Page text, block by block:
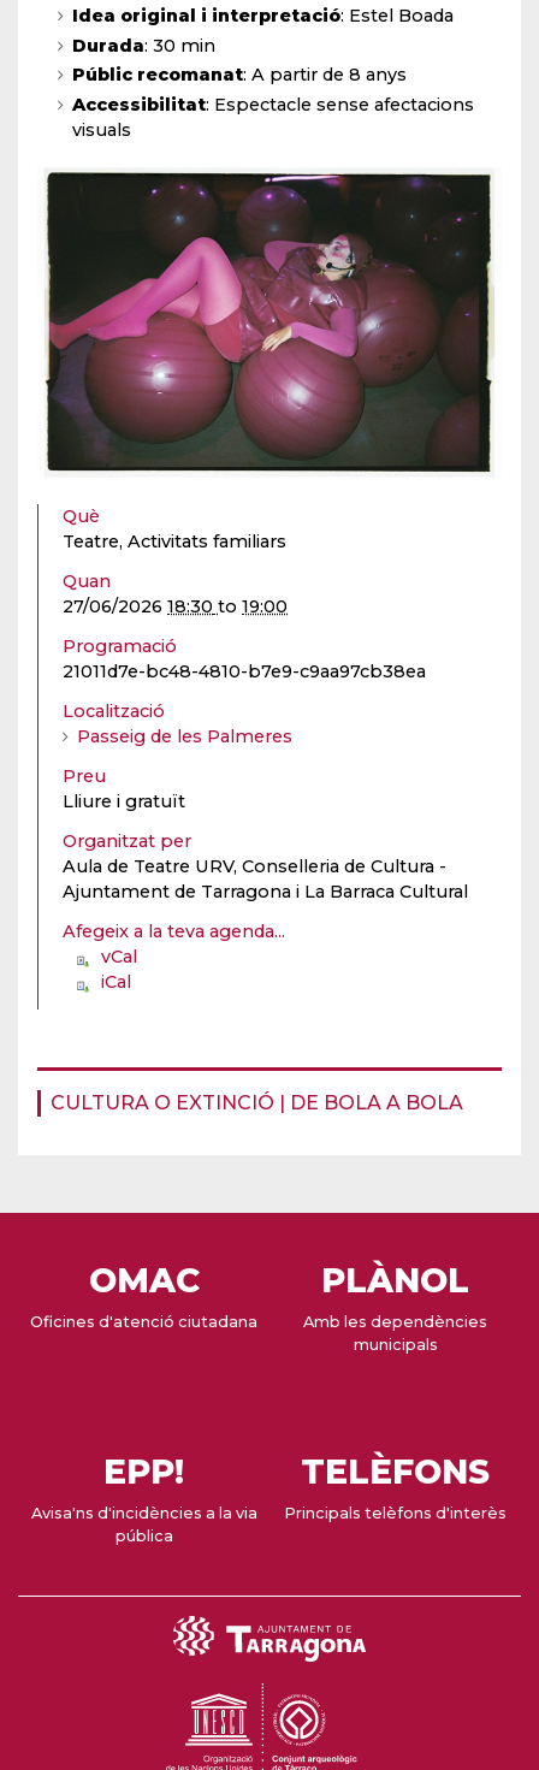
CULTURA O EXTINCIÓ | DE BOLA A BOLA
Idea original i interpretació: Estel Boada
Durada: 30 min
Públic recomanat: A partir de 8 anys
Accessibilitat: Espectacle sense afectacions
visuals
Què
Teatre, Activitats familiars
Quan
27/06/2026 18:30 to 19:00
Programació
21011d7e-bc48-4810-b7e9-c9aa97cb38ea
Localització
Passeig de les Palmeres
Preu
Lliure i gratuït
Organitzat per
Aula de Teatre URV, Conselleria de Cultura -
Ajuntament de Tarragona i La Barraca Cultural
Afegeix a la teva agenda...
vCal
iCal
OMAC
Oficines d'atenció ciutadana
PLÀNOL
Amb les dependències
municipals
EPP!
Avisa'ns d'incidències a la via
pública
TELÈFONS
Principals telèfons d'interès